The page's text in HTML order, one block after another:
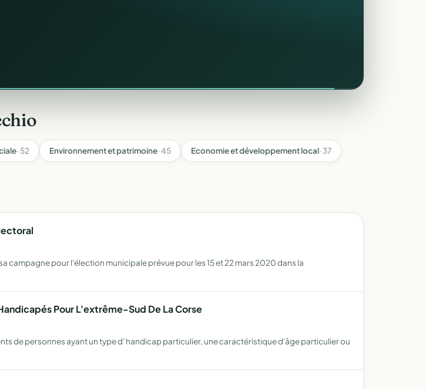
· 52 Environnement et patrimoine· 45 Economie et développement local· 37
campagne pour l'élection municipale prévue pour les 15 et 22 mars 2020 dans la
Pour L'extrême-Sud De La Corse
de personnes ayant un type d' handicap particulier, une caractéristique d'âge particulier ou